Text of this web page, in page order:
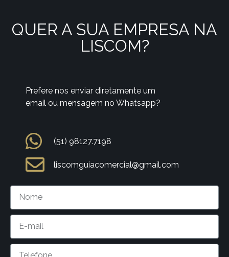
QUER A SUA EMPRESA NA
LISCOM?
Prefere nos enviar diretamente um
email ou mensagem no Whatsapp?
(51) 98127.7198
liscomguiacomercial@gmail.com